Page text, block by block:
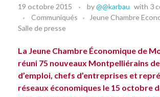
19 octobre 2015 by@@karbau with 3
Communiqués
Jeune Chambre
Salle de presse
La Jeune Chambre Économique de
réuni 75 nouveaux Montpelliérains
d’emploi, chefs d’entreprises et
réseaux économiques le 15 octobre